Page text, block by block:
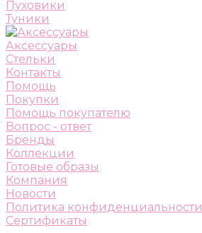
Пуховики
Туники
Аксессуары
Стельки
Контакты
Помощь
Покупки
Помощь покупателю
Вопрос - ответ
Бренды
Коллекции
Готовые образы
Компания
Новости
Политика конфиденциальности
Сертификаты